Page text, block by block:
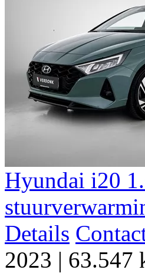
Hyundai i20
Details
2023 | 63.547